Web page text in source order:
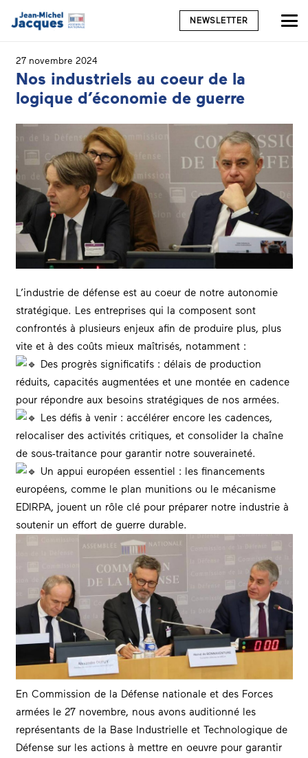
NEWSLETTER
27 novembre 2024
Nos industriels au coeur de la
logique d’économie de guerre
L’industrie de défenseest au coeur de notre autonomie
stratégique. Les entreprises qui la composent sont
confrontés à plusieurs enjeux afin de produire plus, plus
vite et à des coûts mieux maîtrisés, notamment :
Des progrès significatifs : délais de production
réduits, capacités augmentées et une montée en cadence
pour répondre aux besoins stratégiques de nos armées.
Les défis à venir : accélérer encore les cadences,
relocaliser des activités critiques, et consolider la chaîne
de sous-traitance pour garantir notresouveraineté.
Un appui européen essentiel : les financements
européens, comme le plan munitions ou le mécanisme
EDIRPA, jouent un rôle clé pour préparer notre industrie à
soutenir un effort de guerre durable.
En Commission de la Défense nationale et des Forces
armées le 27 novembre, nous avons auditionné les
représentants de la Base Industrielle et Technologique de
Défense sur les actions à mettre en oeuvre pour garantir